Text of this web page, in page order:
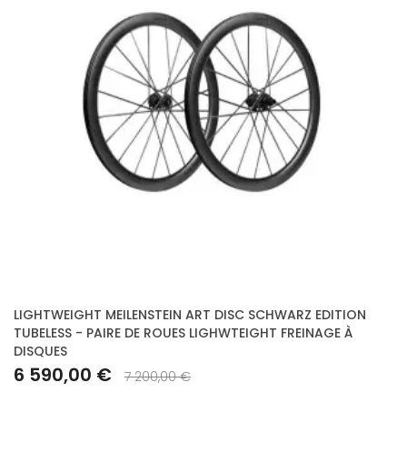
LIGHTWEIGHT MEILENSTEIN ART DISC SCHWARZ EDITION
TUBELESS - PAIRE DE ROUES LIGHWTEIGHT FREINAGE À
DISQUES
6 590,00 € 7 200,00 €